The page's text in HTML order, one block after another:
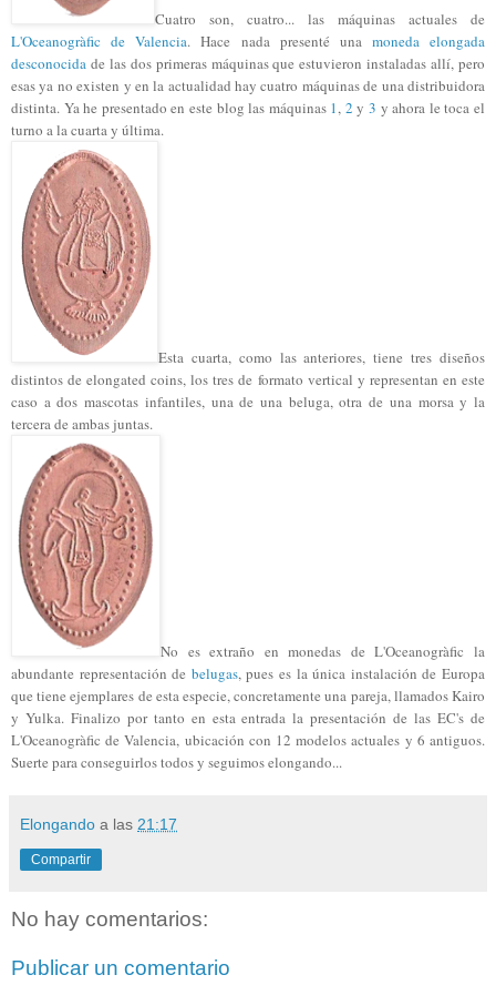
Cuatro son, cuatro... las máquinas actuales de
L'Oceanogràfic de Valencia. Hace nada presenté una moneda elongada
desconocida de las dos primeras máquinas que estuvieron instaladas allí, pero
esas ya no existen y en la actualidad hay cuatro máquinas de una distribuidora
distinta. Ya he presentado en este blog las máquinas 1, 2 y3 y ahora le toca el
turno a la cuarta y última.
Esta cuarta, como las anteriores, tiene tres diseños
distintos de elongated coins, los tres de formato vertical y representan en este
caso a dos mascotas infantiles, una de una beluga, otra de una morsa y la
tercera de ambas juntas.
No es extraño en monedas de L'Oceanogràfic la
abundante representación de belugas, pues es la única instalación de Europa
que tiene ejemplares de esta especie, concretamente una pareja, llamados Kairo
y Yulka. Finalizo por tanto en esta entrada la presentación de las EC's de
L'Oceanogràfic de Valencia, ubicación con 12 modelos actuales y 6 antiguos.
Suerte para conseguirlos todos y seguimos elongando...
Elongando a las 21:17
Compartir
No hay comentarios:
Publicar un comentario